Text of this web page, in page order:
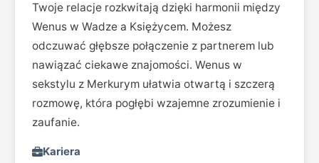
Twoje relacje rozkwitają dzięki harmonii między
Wenus w Wadze a Księżycem. Możesz
odczuwać głębsze połączenie z partnerem lub
nawiązać ciekawe znajomości. Wenus w
sekstylu z Merkurym ułatwia otwartą i szczerą
rozmowę, która pogłębi wzajemne zrozumienie i
zaufanie.
Kariera